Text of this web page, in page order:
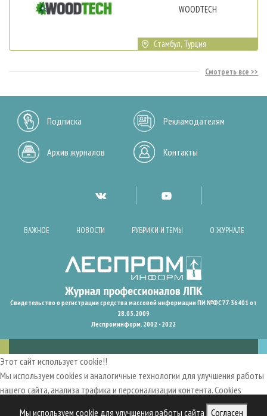
Мы используем cookie для улучшения работы сайта Согласен
WOODTECH
Стамбул, Турция
Смотреть все
Подписка Рекламодателям
Архив журналов Контакты
ВАЖНОЕ НОВОСТИ РУБРИКИ И ТЕМЫ О ЖУРНАЛЕ
Свидетельство о регистрации средства массовой информации ПИ №ФС77-36401 от
28.05.2009
Леспроминформ. 2002 - 2022
Этот сайт использует cookie!!
Мы используем cookies и аналогичные технологии для улучшения работы
нашего сайта, анализа трафика и персонализации контента. Cookies